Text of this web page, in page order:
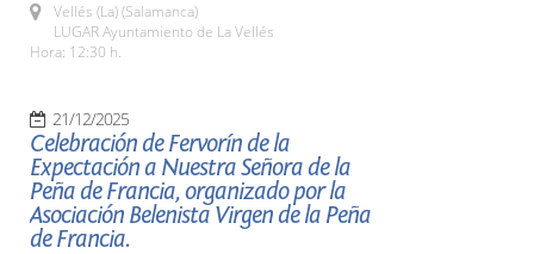
Vellés (La) (Salamanca)
LUGAR Ayuntamiento de La Vellés
Hora: 12:30 h.
21/12/2025
Celebración de Fervorín de la
Expectación a Nuestra Señora de la
Peña de Francia, organizado por la
Asociación Belenista Virgen de la Peña
de Francia.